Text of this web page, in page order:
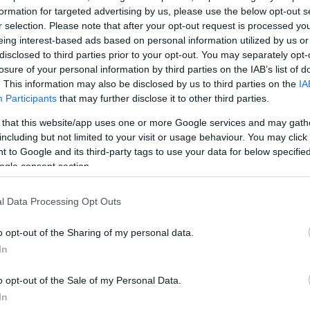
for targeted advertising by us, please use the below opt-out
selection. Please note that after your opt-out request is processed
interest-based ads based on personal information utilized by us
to third parties prior to your opt-out. You may separately
of your personal information by third parties on the IAB’s list of
This information may also be disclosed by us to third parties on the
Participants that may further disclose it to other third parties.
this website/app uses one or more Google services and may
but not limited to your visit or usage behaviour. You may
to Google and its third-party tags to use your data for below
consent section.
Data Processing Opt Outs
opt-out of the Sharing of my personal data.
opt-out of the Sale of my Personal Data.
μάτια, η Μάρθα φαντάζει το πιο θηλυκό μαγκάκι
σταρ, πίσω από την οποία υπήρχε μια
αξεπέραστη».
ΔΙΑΦΗΜΙΣΗ